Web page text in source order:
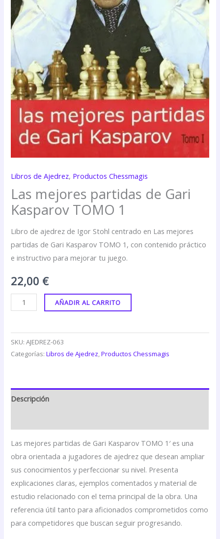
Libros de Ajedrez, Productos Chessmagis
Las mejores partidas de Gari
Kasparov TOMO 1
Libro de ajedrez de Igor Stohl centrado en Las mejores
partidas de Gari Kasparov TOMO 1, con contenido práctico
e instructivo para mejorar tu juego.
22,00 €
AÑADIR AL CARRITO
SKU:AJEDREZ-063
Categorías:Libros de Ajedrez,Productos Chessmagis
Descripción
Las mejores partidas de Gari Kasparov TOMO 1′ es una
obra orientada a jugadores de ajedrez que desean ampliar
sus conocimientos y perfeccionar su nivel. Presenta
explicaciones claras, ejemplos comentados y material de
estudio relacionado con el tema principal de la obra. Una
referencia útil tanto para aficionados comprometidos como
para competidores que buscan seguir progresando.